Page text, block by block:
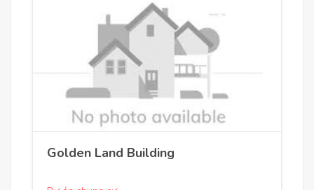
Golden Land Building